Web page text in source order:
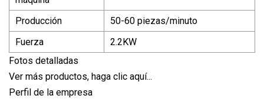
Producción
50-60 piezas/minuto
Fuerza
2.2KW
Fotos detalladas
Ver más productos, haga clic aquí...
Perfil de la empresa